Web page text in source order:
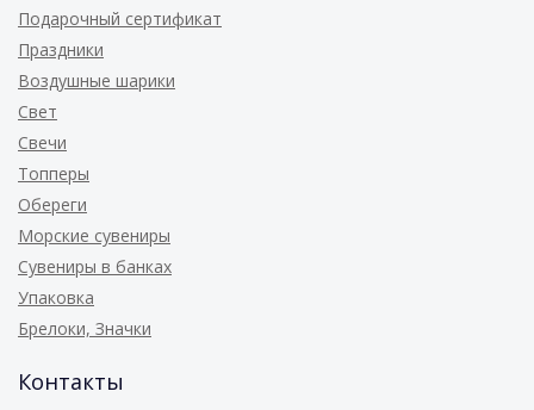
Подарочный сертификат
Праздники
Воздушные шарики
Свет
Свечи
Топперы
Обереги
Морские сувениры
Сувениры в банках
Упаковка
Брелоки, Значки
Контакты